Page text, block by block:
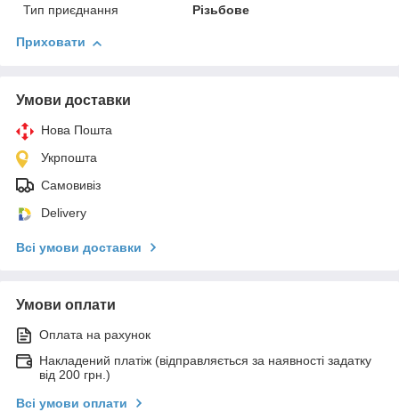
Тип приєднання
Різьбове
Приховати
Умови доставки
Нова Пошта
Укрпошта
Самовивіз
Delivery
Всі умови доставки
Умови оплати
Оплата на рахунок
Накладений платіж (відправляється за наявності задатку
від 200 грн.)
Всі умови оплати